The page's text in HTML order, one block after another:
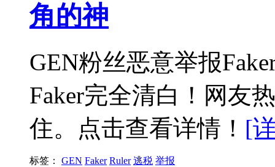
角的神
GEN粉丝恶意举报
Faker完全清白！网友
住。点击查看详情！ [
标签： GEN Faker Ruler 逃税 举报